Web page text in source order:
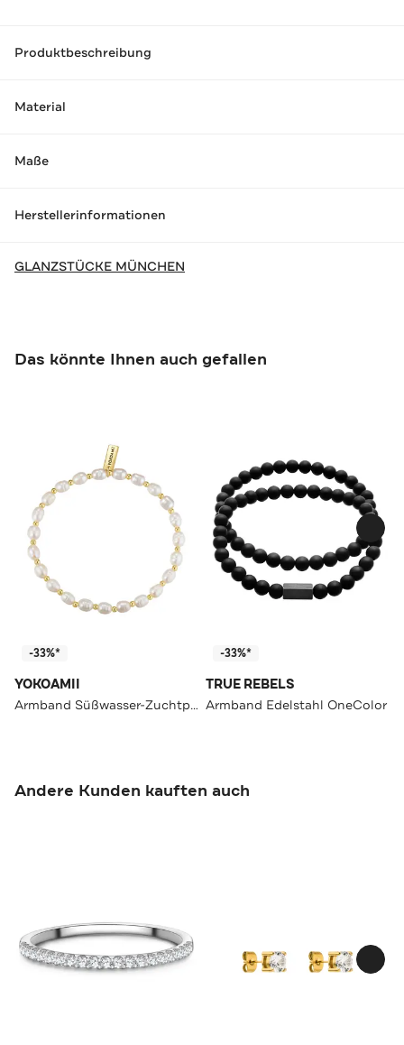
Produktbeschreibung
Material
Maße
Herstellerinformationen
GLANZSTÜCKE MÜNCHEN
Das könnte Ihnen auch gefallen
-33%*
YOKOAMII
Armband Süßwasser-Zuchtperle OneColor
-33%*
TRUE REBELS
Armband Edelstahl OneColor
Andere Kunden kauften auch